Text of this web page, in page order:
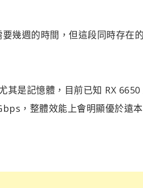
幾週的時間，但這段同時存在
其是記憶體，目前已知 RX
，整體效能上會明顯優於遠